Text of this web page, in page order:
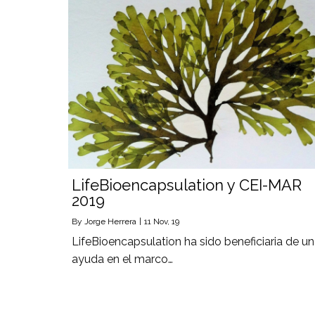
LifeBioencapsulation y CEI-MAR
2019
By Jorge Herrera 11 Nov, 19
LifeBioencapsulation ha sido beneficiaria de
ayuda en el marco…